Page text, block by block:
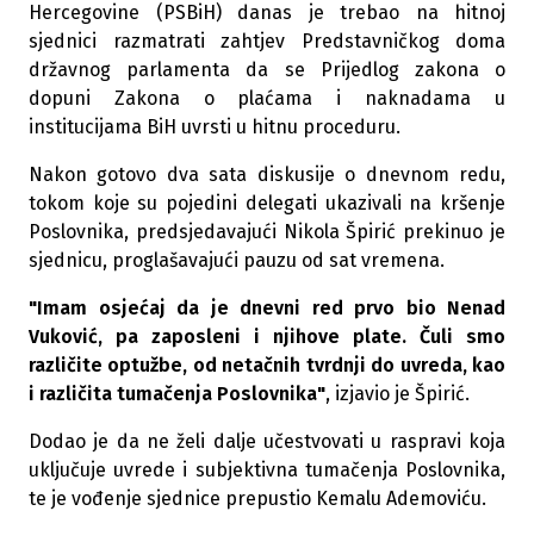
Hercegovine (PSBiH) danas je trebao na hitnoj
sjednici razmatrati zahtjev Predstavničkog doma
državnog parlamenta da se Prijedlog zakona o
dopuni Zakona o plaćama i naknadama u
institucijama BiH uvrsti u hitnu proceduru.
Nakon gotovo dva sata diskusije o dnevnom redu,
tokom koje su pojedini delegati ukazivali na kršenje
Poslovnika, predsjedavajući Nikola Špirić prekinuo je
sjednicu, proglašavajući pauzu od sat vremena.
"Imam osjećaj da je dnevni red prvo bio Nenad
Vuković, pa zaposleni i njihove plate. Čuli smo
različite optužbe, od netačnih tvrdnji do uvreda, kao
i različita tumačenja Poslovnika", izjavio je Špirić.
Dodao je da ne želi dalje učestvovati u raspravi koja
uključuje uvrede i subjektivna tumačenja Poslovnika,
te je vođenje sjednice prepustio Kemalu Ademoviću.